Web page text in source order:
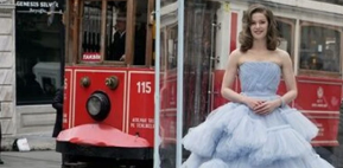
Tüm Manşetler
Son Dakika Haberleri
Haber Arşivi